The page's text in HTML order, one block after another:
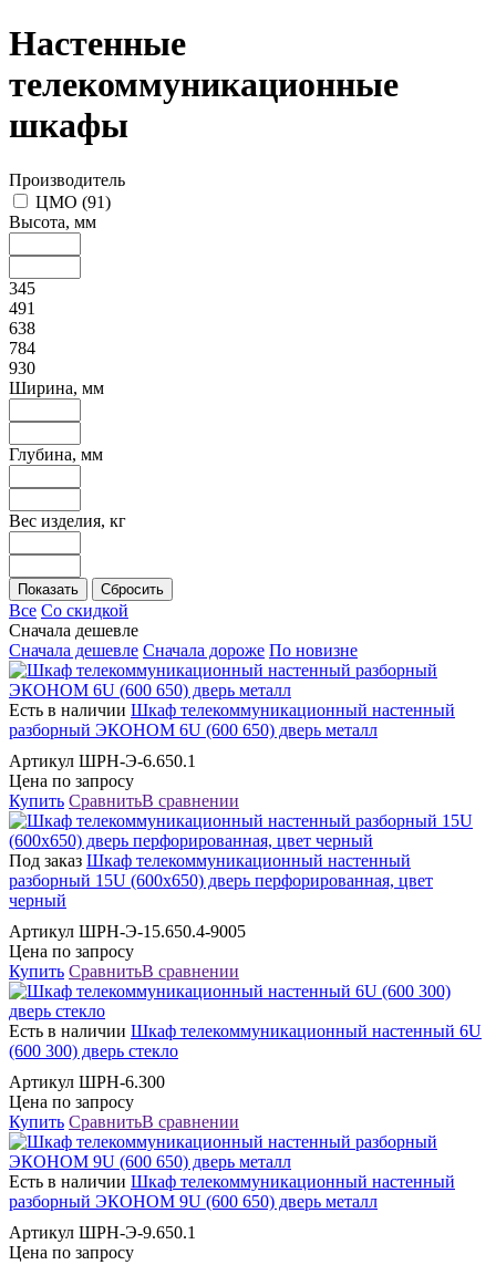
Настенные
телекоммуникационные
шкафы
Производитель
ЦМО (91)
Высота, мм
345
491
638
784
930
Ширина, мм
Глубина, мм
Вес изделия, кг
Все Со скидкой
Сначала дешевле
Сначала дешевле Сначала дороже По новизне
Есть в наличии Шкаф телекоммуникационный настенный
разборный ЭКОНОМ 6U (600 650) дверь металл
Артикул ШРН-Э-6.650.1
Цена по запросу
Купить СравнитьВ сравнении
Под заказ Шкаф телекоммуникационный настенный
разборный 15U (600х650) дверь перфорированная, цвет
черный
Артикул ШРН-Э-15.650.4-9005
Цена по запросу
Купить СравнитьВ сравнении
Есть в наличии Шкаф телекоммуникационный настенный 6U
(600 300) дверь стекло
Артикул ШРН-6.300
Цена по запросу
Купить СравнитьВ сравнении
Есть в наличии Шкаф телекоммуникационный настенный
разборный ЭКОНОМ 9U (600 650) дверь металл
Артикул ШРН-Э-9.650.1
Цена по запросу